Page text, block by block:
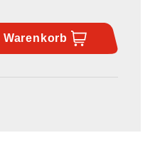
Warenkorb